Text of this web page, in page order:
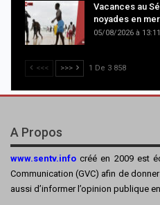
Vacances au
noyades en
05/08/2026 à 13:11
<<< >>> 1 De 3 858
A Propos
www.sentv.info créé en 2009 est
Communication (GVC) afin de
aussi d’informer l’opinion publique